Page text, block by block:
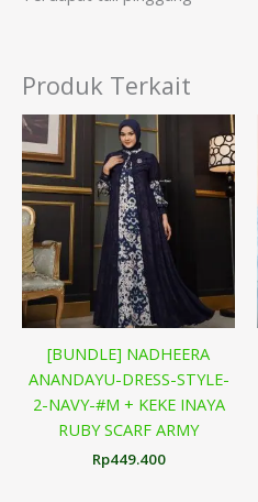
Produk Terkait
[BUNDLE] NADHEERA
ANANDAYU-DRESS-STYLE-
2-NAVY-#M + KEKE INAYA
RUBY SCARF ARMY
Rp449.400